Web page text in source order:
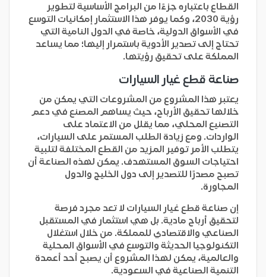
القطاع باعتباره جزءًا من البرامج الأساسية لتطوير
رؤية 2030، وكما يوفر هذا الاستثمار إمكانيات التوسع
في الأسواق الدولية، خاصة في الدول النامية التي
تحتاج إلى تصدير الأدوية باستمرار إليها؛ مما يساعد
المملكة على تحقيق رؤيتها.
صناعة قطع غيار السيارات
يعتبر هذا المشروع من المشروعات التي يمكن من
خلالها تحقيق الأرباح، حيث يساهم المصنع في دعم
التصنيع المحلي، مما يقلل من الاعتماد على
الواردات. ومع زيادة الطلب المستمر على السيارات،
يتطلب الأمر توفير المزيد من القطع المختلفة لتلبية
احتياجات السوق المستهدف. يمكن لهذه الصناعة أن
تصبح مصدرًا للتصدير إلى دول الخليج والدول
المجاورة.
إن صناعة قطع غيار السيارات لا تعد مجرد فرصة
لتحقيق أرباح مادية. بل هي استثمار في المستقبل
الصناعي والاقتصادي للمملكة. من خلال استغلال
التكنولوجيا الحديثة والتوسع في الأسواق المحلية
والعالمية، يمكن لهذا المشروع أن يصبح أحد أعمدة
التنمية الصناعية في السعودية.